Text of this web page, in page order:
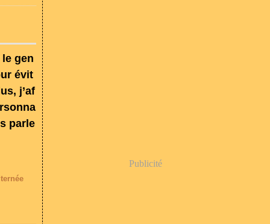
gen
évit
j’af
parle
Publicité